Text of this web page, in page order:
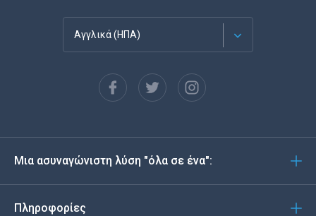
Αγγλικά (ΗΠΑ)
Español
Deutsch
Italiano
Μια ασυναγώνιστη λύση "όλα σε ένα":
Πληροφορίες